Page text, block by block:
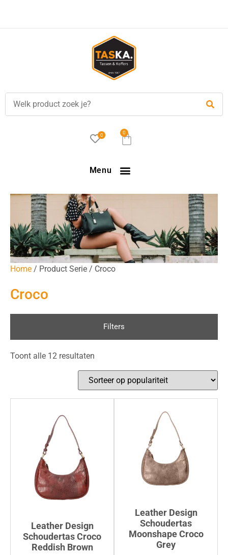
0 0
Menu
Home / Product Serie / Croco
Croco
Filters
Toont alle 12 resultaten
Leather Design
Schoudertas Croco
Reddish Brown
Leather Design
Schoudertas
Moonshape Croco
Grey